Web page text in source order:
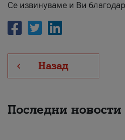
Се извинуваме и Ви
Назад
Последни новости